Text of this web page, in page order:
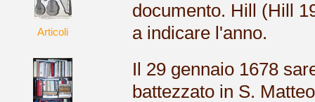
Articoli
documento. Hill (Hill
a indicare l'anno.
Il 29 gennaio 1678
battezzato in S.